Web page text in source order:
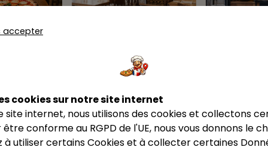
Pizzaiolo
accepter
cookies sur notre site internet
site internet, nous utilisons des cookies et collectons
conforme au RGPD de l'UE, nous vous donnons le
à utiliser certains Cookies et à collecter certaines